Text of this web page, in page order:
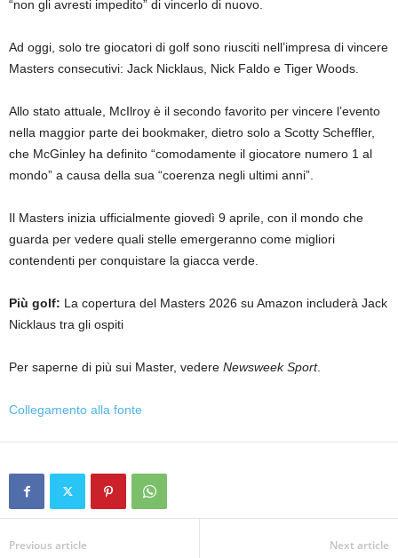
“non gli avresti impedito” di vincerlo di nuovo.
Ad oggi, solo tre giocatori di golf sono riusciti nell’impresa di vincere
Masters consecutivi: Jack Nicklaus, Nick Faldo e Tiger Woods.
Allo stato attuale, McIlroy è il secondo favorito per vincere l’evento
nella maggior parte dei bookmaker, dietro solo a Scotty Scheffler,
che McGinley ha definito “comodamente il giocatore numero 1 al
mondo” a causa della sua “coerenza negli ultimi anni”.
Il Masters inizia ufficialmente giovedì 9 aprile, con il mondo che
guarda per vedere quali stelle emergeranno come migliori
contendenti per conquistare la giacca verde.
Più golf: La copertura del Masters 2026 su Amazon includerà Jack
Nicklaus tra gli ospiti
Per saperne di più sui Master, vedere Newsweek Sport.
Collegamento alla fonte
Previous article Next article